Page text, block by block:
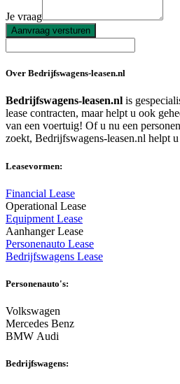
Je vraag
Aanvraag versturen
Over Bedrijfswagens-leasen.nl
Bedrijfswagens-leasen.nl is
lease contracten, maar helpt u ook
van een voertuig! Of u nu een
zoekt, Bedrijfswagens-leasen.nl helpt
Leasevormen:
Financial Lease
Operational Lease
Equipment Lease
Aanhanger Lease
Personenauto Lease
Bedrijfswagens Lease
Personenauto's:
Volkswagen
Mercedes Benz
BMW Audi
Bedrijfswagens: